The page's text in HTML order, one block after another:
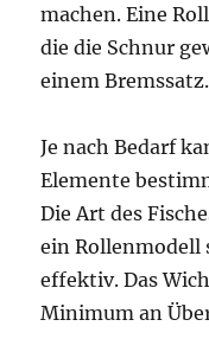
machen. Eine
die die Schnur
einem Bremssatz.
Je nach Bedarf
Elemente
Die Art des
ein Rollenmodell
effektiv. Das
Minimum an